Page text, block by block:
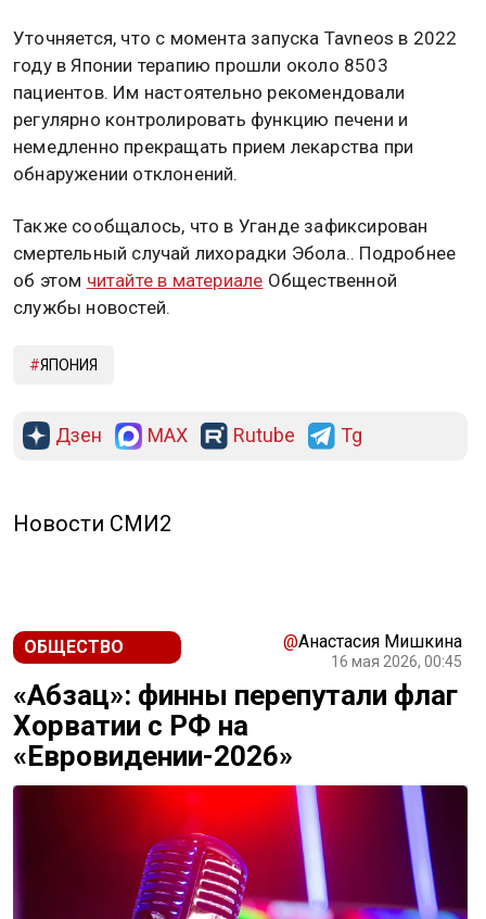
Уточняется, что с момента запуска Tavneos в 2022
году в Японии терапию прошли около 8503
пациентов. Им настоятельно рекомендовали
регулярно контролировать функцию печени и
немедленно прекращать прием лекарства при
обнаружении отклонений.
Также сообщалось, что в Уганде зафиксирован
смертельный случай лихорадки Эбола.. Подробнее
об этом читайте в материале Общественной
службы новостей.
ЯПОНИЯ
Дзен MAX Rutube Tg
Новости СМИ2
ОБЩЕСТВО @Анастасия Мишкина
16 мая 2026, 00:45
«Абзац»: финны перепутали флаг
Хорватии с РФ на
«Евровидении-2026»